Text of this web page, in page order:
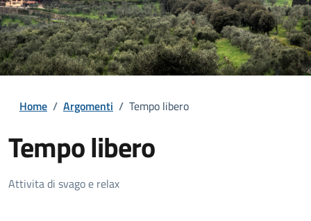
Home / Argomenti / Tempo libero
Tempo libero
Dettagli della notizia
Attivita di svago e relax